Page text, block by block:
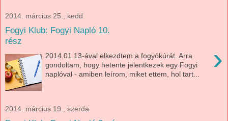
2014. március 25., kedd
Fogyi Klub: Fogyi Napló 10.
rész
›
2014.01.13-ával elkezdtem a fogyókúrát. Arra
gondoltam, hogy hetente jelentkezek egy Fogyi
naplóval - amiben leírom, miket ettem, hol tart...
2014. március 19., szerda